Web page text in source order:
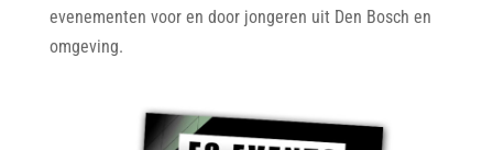
evenementen voor en door jongeren uit Den Bosch en
omgeving.